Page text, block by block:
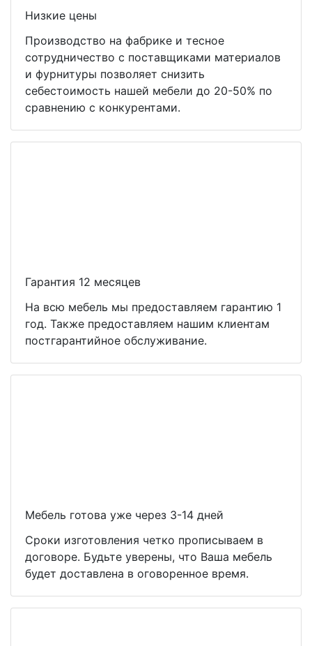
Низкие цены
Производство на фабрике и тесное
сотрудничество с поставщиками материалов
и фурнитуры позволяет снизить
себестоимость нашей мебели до 20-50% по
сравнению с конкурентами.
Гарантия 12 месяцев
На всю мебель мы предоставляем гарантию 1
год. Также предоставляем нашим клиентам
постгарантийное обслуживание.
Мебель готова уже через 3-14 дней
Сроки изготовления четко прописываем в
договоре. Будьте уверены, что Ваша мебель
будет доставлена в оговоренное время.